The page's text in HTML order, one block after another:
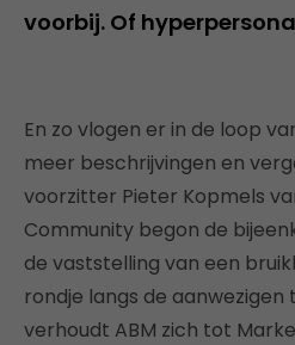
voorbij. Of
En zo vlogen er in de loop
meer beschrijvingen en
voorzitter Pieter Kopmels
Community begon de
de vaststelling van een
rondje langs de aanwezigen
verhoudt ABM zich tot